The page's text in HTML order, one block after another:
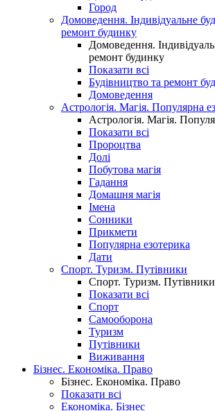
Город
Домоведення. Індивідуальне
ремонт будинку
Домоведення.
ремонт будинку
Показати всі
Будівництво та ремонт
Домоведення
Астрологія. Магія. Популярна
Астрологія. Магія.
Показати всі
Пророцтва
Долі
Побутова магія
Гадання
Домашня магія
Імена
Сонники
Прикмети
Популярна езотерика
Дати
Спорт. Туризм. Путівники
Спорт. Туризм. Путівники
Показати всі
Спорт
Самооборона
Туризм
Путівники
Виживання
Бізнес. Економіка. Право
Бізнес. Економіка. Право
Показати всі
Економіка. Бізнес